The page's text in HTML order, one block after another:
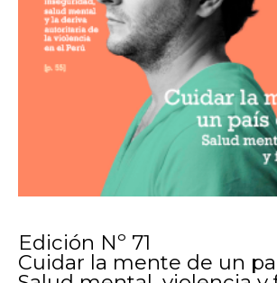
Edición Nº 71
Cuidar la mente de un